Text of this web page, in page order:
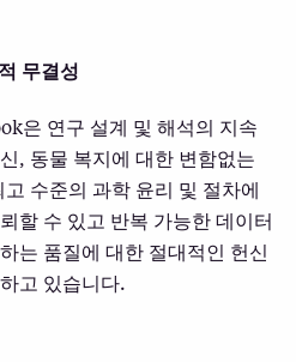
무결성
은 연구 설계 및 해석의 지속
, 동물 복지에 대한 변함없는
고 수준의 과학 윤리 및 절차에
할 수 있고 반복 가능한 데이터
는 품질에 대한 절대적인 헌신
고 있습니다.